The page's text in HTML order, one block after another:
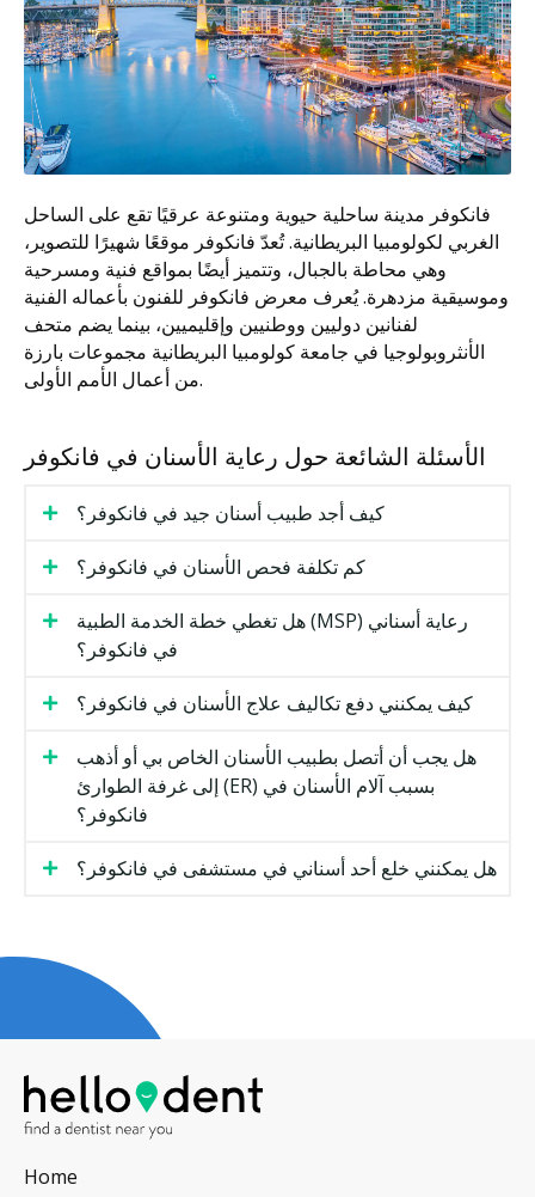
فانكوفر مدينة ساحلية حيوية ومتنوعة عرقيًا تقع على الساحل
الغربي لكولومبيا البريطانية. تُعدّ فانكوفر موقعًا شهيرًا للتصوير،
وهي محاطة بالجبال، وتتميز أيضًا بمواقع فنية ومسرحية
وموسيقية مزدهرة. يُعرف معرض فانكوفر للفنون بأعماله الفنية
لفنانين دوليين ووطنيين وإقليميين، بينما يضم متحف
الأنثروبولوجيا في جامعة كولومبيا البريطانية مجموعات بارزة
من أعمال الأمم الأولى.
الأسئلة الشائعة حول رعاية الأسنان في فانكوفر
كيف أجد طبيب أسنان جيد في فانكوفر؟
كم تكلفة فحص الأسنان في فانكوفر؟
هل تغطي خطة الخدمة الطبية (MSP) رعاية أسناني
في فانكوفر؟
كيف يمكنني دفع تكاليف علاج الأسنان في فانكوفر؟
هل يجب أن أتصل بطبيب الأسنان الخاص بي أو أذهب
إلى غرفة الطوارئ (ER) بسبب آلام الأسنان في
فانكوفر؟
هل يمكنني خلع أحد أسناني في مستشفى في فانكوفر؟
Home